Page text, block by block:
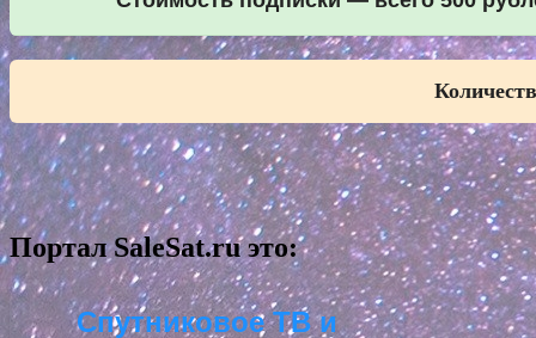
Портал SaleSat.ru это:
Спутниковое ТВ и